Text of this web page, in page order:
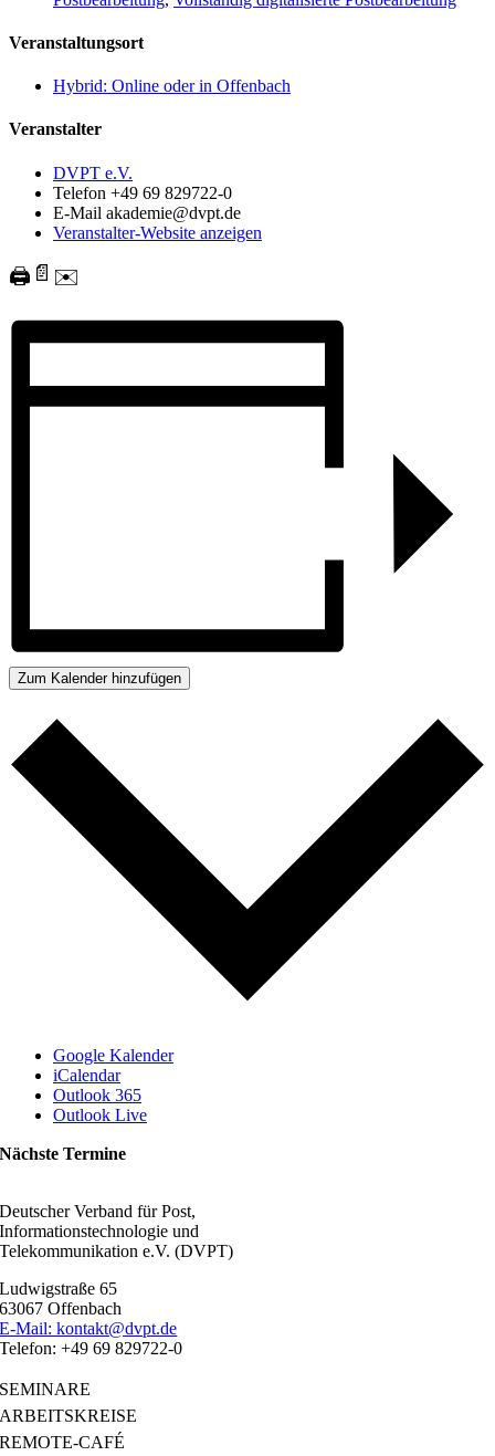
Veranstaltungsort
Hybrid: Online oder in Offenbach
Veranstalter
DVPT e.V.
Telefon +49 69 829722-0
E-Mail akademie@dvpt.de
Veranstalter-Website anzeigen
🖨️ 📄 ✉️
Zum Kalender hinzufügen
Google Kalender
iCalendar
Outlook 365
Outlook Live
Nächste Termine
Deutscher Verband für Post,
Informationstechnologie und
Telekommunikation e.V. (DVPT)
Ludwigstraße 65
63067 Offenbach
E-Mail: kontakt@dvpt.de
Telefon: +49 69 829722-0
SEMINARE
ARBEITSKREISE
REMOTE-CAFÉ